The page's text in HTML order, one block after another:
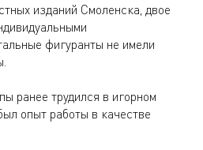
изданий Смоленска, двое
фигуранты не имели
ранее трудился в игорном
опыт работы в качестве